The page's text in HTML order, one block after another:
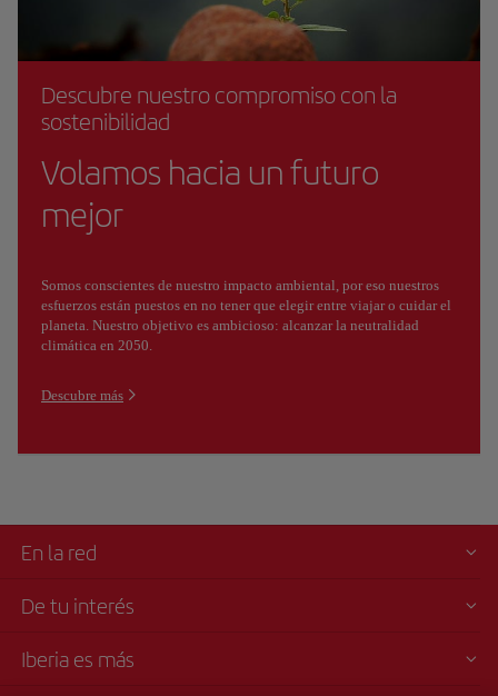
Descubre nuestro compromiso con la
sostenibilidad
Volamos hacia un futuro
mejor
Somos conscientes de nuestro impacto ambiental, por eso nuestros
esfuerzos están puestos en no tener que elegir entre viajar o cuidar el
planeta. Nuestro objetivo es ambicioso: alcanzar la neutralidad
climática en 2050.
Descubre más
En la red
De tu interés
Iberia es más